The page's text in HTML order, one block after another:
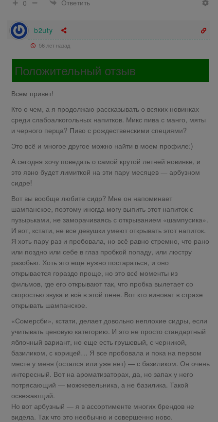
0 Ответить
b2uty
56 лет назад
Положительный отзыв
Всем привет!
Кто о чем, а я продолжаю рассказывать о всяких новинках
среди слабоалкогольных напитков. Микс пива с манго, мяты
и черного перца? Пиво с рождественскими специями?
Это всё и многое другое можно найти в моем профиле:)
А сегодня хочу поведать о самой крутой летней новинке, и
это явно будет лимиткой на эти пару месяцев — арбузном
сидре!
Вот вы вообще любите сидр? Мне он напоминает
шампанское, поэтому иногда могу выпить этот напиток с
пузырьками, не заморачиваясь с открыванием «шампусика».
И вот, кстати, не все девушки умеют открывать этот напиток.
Я хоть пару раз и пробовала, но всё равно стремно, что рано
или поздно или себе в глаз пробкой попаду, или люстру
разобью. Хоть это еще нужно постараться, и оно
открывается гораздо проще, но это всё моменты из
фильмов, где его открывают так, что пробка вылетает со
скоростью звука и всё в этой пене. Вот кто виноват в страхе
открывать шампанское.
«Сомерсби», кстати, делает довольно неплохие сидры, если
учитывать ценовую категорию. И это не просто стандартный
яблочный вариант, но еще есть грушевый, с черникой,
базиликом, с корицей… Я все пробовала и пока на первом
месте у меня (остался или уже нет) — с базиликом. Он очень
интересный. Вот на ароматизаторах, да, но запах у него
потрясающий — можжевельника, а не базилика. Такой
освежающий.
Но вот арбузный — я в ассортименте многих брендов не
видела. Так что это необычно и совершенно ново.